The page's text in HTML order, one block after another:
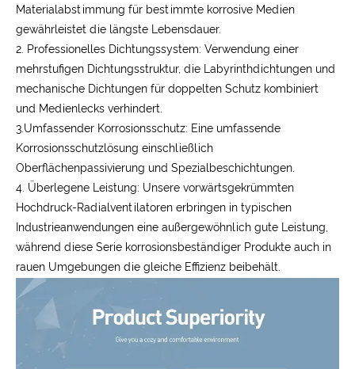
Materialabstimmung für bestimmte korrosive Medien
gewährleistet die längste Lebensdauer.
2. Professionelles Dichtungssystem: Verwendung einer
mehrstufigen Dichtungsstruktur, die Labyrinthdichtungen und
mechanische Dichtungen für doppelten Schutz kombiniert
und Medienlecks verhindert.
3.Umfassender Korrosionsschutz: Eine umfassende
Korrosionsschutzlösung einschließlich
Oberflächenpassivierung und Spezialbeschichtungen.
4. Überlegene Leistung: Unsere vorwärtsgekrümmten
Hochdruck-Radialventilatoren erbringen in typischen
Industrieanwendungen eine außergewöhnlich gute Leistung,
während diese Serie korrosionsbeständiger Produkte auch in
rauen Umgebungen die gleiche Effizienz beibehält.